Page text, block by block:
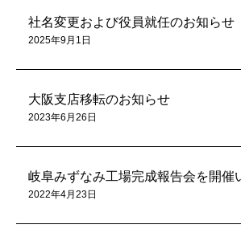
社名変更および役員就任のお知らせ
2025年9月1日
大阪支店移転のお知らせ
2023年6月26日
岐阜みずなみ工場完成報告会を開催
2022年4月23日